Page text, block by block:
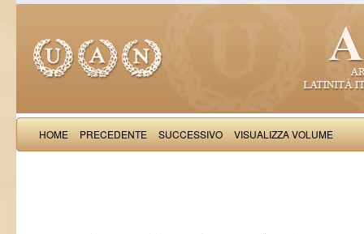
HOME PRECEDENTE SUCCESSIVO VISUALIZZA VOLUME